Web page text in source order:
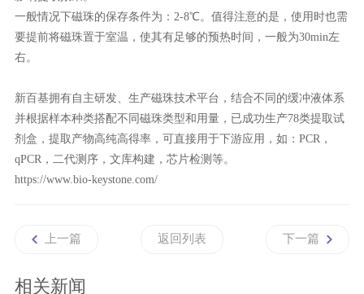
一般情况下磁珠的保存条件为： 2-8℃。值得注意的是，使用时也需
要提前将磁珠置于室温，使其有足够的预热时间，一般为30min左
右。
新百基拥有自主研发、生产磁珠技术平台，结合不同的缓冲液体系
并根据样本种类搭配不同磁珠类型和用量，已成功生产78类提取试
剂盒，提取产物高纯高得率，可直接用于下游应用，如： PCR ，
qPCR ，二代测序，文库构建，芯片检测等。
https://www.bio-keystone.com/
上一篇 返回列表 下一篇
相关新闻